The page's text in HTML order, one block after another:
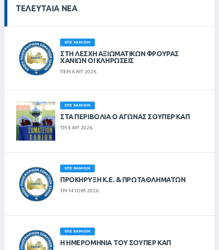
ΤΕΛΕΥΤΑΊΑ ΝΈΑ
ΕΠΣ ΧΑΝΊΩΝ
ΣΤΗ ΛΈΣΧΗ ΑΞΙΩΜΑΤΙΚΏΝ ΦΡΟΥΡΆΣ
ΧΑΝΊΩΝ ΟΙ ΚΛΗΡΏΣΕΙΣ
ΠΕΜ 6 ΑΥΓ 2026
ΕΠΣ ΧΑΝΊΩΝ
ΣΤΑ ΠΕΡΙΒΟΛΙΑ Ο ΑΓΩΝΑΣ ΣΟΥΠΕΡ ΚΑΠ
ΤΡΙ 4 ΑΥΓ 2026
ΕΠΣ ΧΑΝΊΩΝ
ΠΡΟΚΗΡΥΞΗ Κ.Ε. & ΠΡΩΤΑΘΛΗΜΑΤΩΝ
ΤΡΙ 14 ΙΟΥΛ 2026
ΕΠΣ ΧΑΝΊΩΝ
Η ΗΜΕΡΟΜΗΝΙΑ ΤΟΥ ΣΟΥΠΕΡ ΚΑΠ